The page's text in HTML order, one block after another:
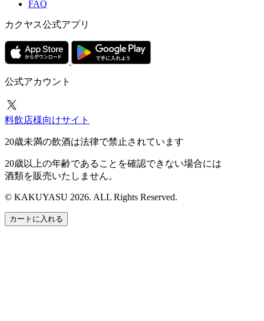
FAQ
カクヤス公式アプリ
公式アカウント
料飲店様向けサイト
20歳未満の飲酒は法律で禁止されています
20歳以上の年齢であることを確認できない場合には
酒類を販売いたしません。
© KAKUYASU 2026. ALL Rights Reserved.
カートに入れる